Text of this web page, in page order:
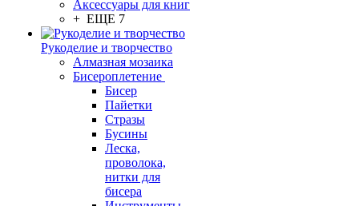
Аксессуары для книг
+ ЕЩЕ 7
Рукоделие и творчество
Алмазная мозаика
Бисероплетение
Бисер
Пайетки
Стразы
Бусины
Леска,
проволока,
нитки для
бисера